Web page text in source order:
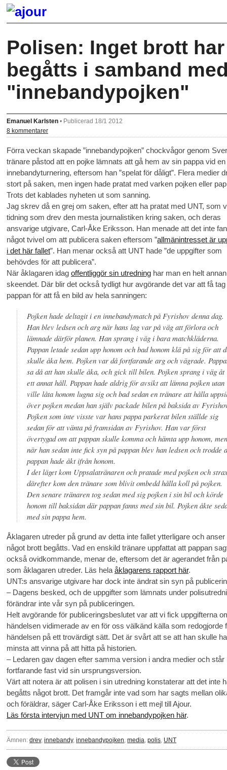
Polisen: Inget brott har
begåtts i samband
"innebandypojken"
Emanuel Karlsten • Publicerad 18/1 2012
8 kommentarer
Förra veckan skapade ”innebandypojken” chockvågor genom
tränare påstod att en pojke lämnats att gå hem av sin pappa vid en
innebandyturnering, eftersom han ”spelat för dåligt”. Flera medier
stort på saken, men ingen hade pratat med varken pojken eller
Trots det kablades nyheten ut som sanning.
Jag skrev då en grej om saken, efter att ha pratat med UNT, som
tidning som drev den mesta journalistiken kring saken, och deras
ansvarige utgivare, Carl-Åke Eriksson. Han menade att det inte
något tvivel om att publicera saken eftersom ”allmänintresset är
i det här fallet”. Han menar också att UNT hade ”de uppgifter som
behövdes för att publicera”.
När åklagaren idag offentliggör sin utredning har man en helt
skeendet. Där blir det också tydligt hur avgörande det var att få tag
pappan för att få en bild av hela sanningen:
Pojken hade deltagit i en innebandymatch på Fyrishov denna dag.
Han blev ledsen och arg när hans lag var på väg att förlora och
lämnade därför planen. Han sprang i väg i bara matchkläderna.
Pappan letade sedan upp honom och bad honom klä på sig för att
skulle åka hem. Pojken var då fortfarande arg och vägrade.
sa då att han skulle åka, och gick till bilen. Pojken sprang i väg åt
ett annat håll. Pappan hade aldrig för avsikt att lämna pojken utan
ville låta honom lugna sig och bad sedan en tränare att hålla
över pojken medan han själv packade bilen på baksida av
Pojken som inte visste var hans pappa parkerat bilen ställde sig
sedan för att vänta på framsidan av Fyrishov. Han var först
övertygad om att pappan skulle komma och hämta upp honom, men
när han sedan inte fick syn på pappan blev han ledsen och trodde
pappan hade åkt ifrån honom.
I det läget kom Uppsalatränaren och pratade med pojken och
därefter kom den tränare som blivit ombedd hålla koll på pojken.
Den senare tränaren tog sedan med sig pojken i sin bil och körde
honom till baksidan där pappan fanns med sin bil. Pojken åkte
med sin pappa hem.
Åklagaren utreder på grund av detta inte fallet ytterligare och anser
något brott begåtts. Vad en enskild tränare uppfattat att pappan
också ovidkommande, menar de, eftersom det är agerandet från
som åklagaren utreder. Läs hela åklagarens rapport här.
UNT:s ansvarige utgivare har dock inte ändrat sin syn på
– Dagens besked, och de uppgifter som lämnats under
förändrar inte vår syn på publiceringen.
Helt avgörande för publiceringsbeslutet var att vi fick uppgifterna
händelsen vidimerade av en för oss välkänd källa som redogjorde
händelsen på ett trovärdigt sätt. Det är svårt att se att han skulle
minsta att vinna på att hitta på historien.
– Ledaren gav dagen efter samma version i andra medier och står
fortfarande fast vid sin ursprungsversion.
Värt att notera är att polisen i sin utredning konstaterar att det inte
begåtts något brott. Det framgår inte vad som har sagts mellan
och föräldrar, säger Carl-Åke Eriksson i ett mejl till Ajour.
Läs första intervjun med UNT om innebandypojken här.
Ämnen: drev, innebandy, innebandypojken media polis UNT